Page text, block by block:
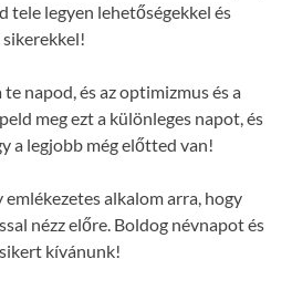
tele legyen lehetőségekkel és
sikerekkel!
te napod, és az optimizmus és a
meg ezt a különleges napot, és
a legjobb még előtted van!
emlékezetes alkalom arra, hogy
nézz előre. Boldog névnapot és
kívánunk!